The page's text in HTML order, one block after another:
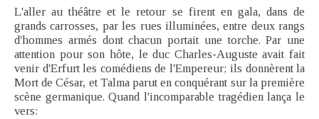
L'aller au théâtre et le retour se firent en gala, dans de
grands carrosses, par les rues illuminées, entre deux rangs
d'hommes armés dont chacun portait une torche. Par une
attention pour son hôte, le duc Charles-Auguste avait fait
venir d'Erfurt les comédiens de l'Empereur; ils donnèrent la
Mort de César, et Talma parut en conquérant sur la première
scène germanique. Quand l'incomparable tragédien lança le
vers: